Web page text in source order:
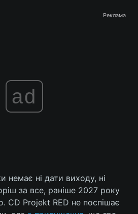
Реклама
ad
немає ні дати виходу, ні
за все, раніше 2027 року
CD Projekt RED не поспішає